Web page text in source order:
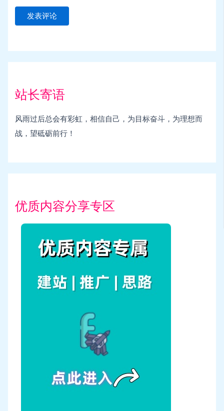
站长寄语
风雨过后总会有彩虹，相信自己，为目标奋斗，为理想而
战，望砥砺前行！
优质内容分享专区